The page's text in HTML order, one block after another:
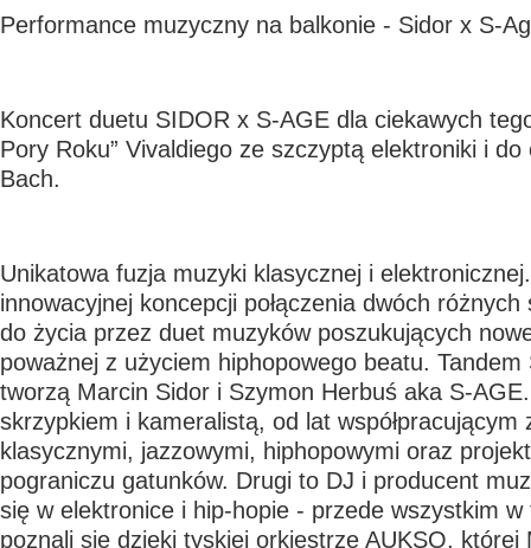
Performance muzyczny na balkonie - Sidor x S-
Koncert duetu SIDOR x S-AGE dla ciekawych
Pory Roku” Vivaldiego ze szczyptą elektroniki i do
Bach.
Unikatowa fuzja muzyki klasycznej i
innowacyjnej koncepcji połączenia dwóch różnych
do życia przez duet muzyków poszukujących
poważnej z użyciem hiphopowego beatu.
tworzą Marcin Sidor i Szymon Herbuś aka S-
skrzypkiem i kameralistą, od lat współpracującym
klasycznymi, jazzowymi, hiphopowymi oraz
pograniczu gatunków. Drugi to DJ i producent
się w elektronice i hip-hopie - przede wszystkim
poznali się dzięki tyskiej orkiestrze AUKSO, której